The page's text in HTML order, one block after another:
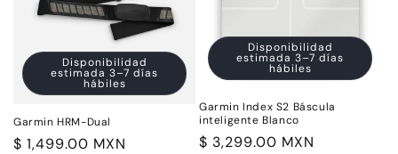
Disponibilidad
estimada 3–7 días
hábiles
Garmin HRM-Dual
Precio
$ 1,499.00 MXN
Disponibilidad
estimada 3–7 días
hábiles
Garmin Index S2 Báscula
inteligente Blanco
Precio
$ 3,299.00 MXN